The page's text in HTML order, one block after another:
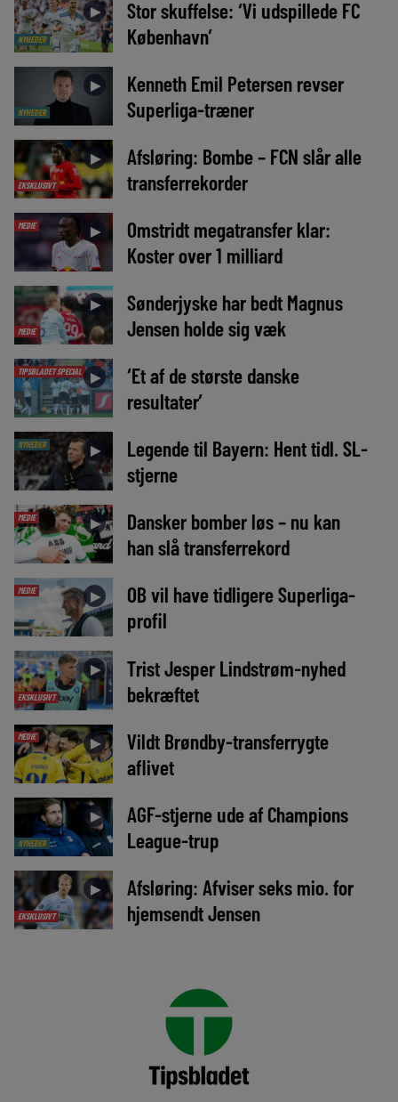
NYHEDER
►
Stor skuffelse: ‘Vi udspillede FC
København’
NYHEDER
►
Kenneth Emil Petersen revser
Superliga-træner
EKSKLUSIVT
►
Afsløring: Bombe – FCN slår alle
transferrekorder
MEDIE ►
Omstridt megatransfer klar:
Koster over 1 milliard
MEDIE
►
Sønderjyske har bedt Magnus
Jensen holde sig væk
TIPSBLADET SPECIAL ►
‘Et af de største danske
resultater’
NYHEDER ►
Legende til Bayern: Hent tidl. SL-
stjerne
MEDIE ►
Dansker bomber løs – nu kan
han slå transferrekord
MEDIE ►
OB vil have tidligere Superliga-
profil
EKSKLUSIVT
►
Trist Jesper Lindstrøm-nyhed
bekræftet
MEDIE ►
Vildt Brøndby-transferrygte
aflivet
NYHEDER
►
AGF-stjerne ude af Champions
League-trup
EKSKLUSIVT
►
Afsløring: Afviser seks mio. for
hjemsendt Jensen